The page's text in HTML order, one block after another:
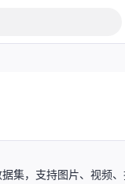
集，支持图片、视频